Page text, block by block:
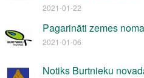
2021-01-22
Pagarināti zemes
2021-01-06
Notiks Burtnieku